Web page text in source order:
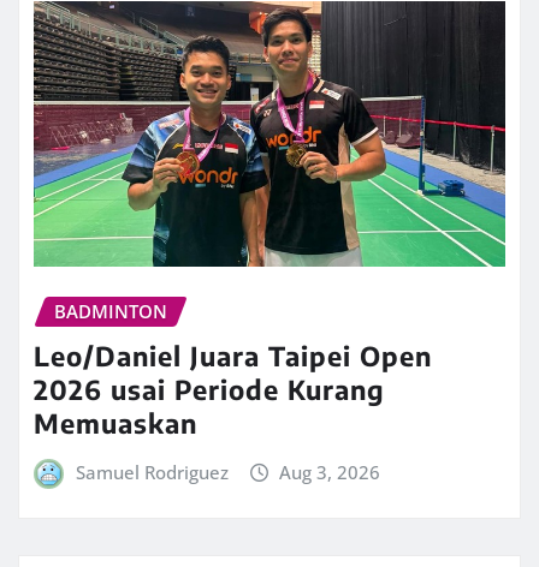
BADMINTON
Leo/Daniel Juara Taipei Open
2026 usai Periode Kurang
Memuaskan
Samuel Rodriguez Aug 3, 2026